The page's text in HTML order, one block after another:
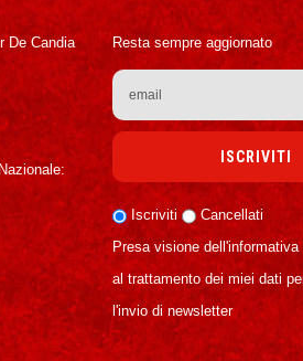
De Candia
Resta sempre aggiornato
Iscriviti
Cancellati
Presa visione
al trattamento dei miei dati
l'invio di newsletter